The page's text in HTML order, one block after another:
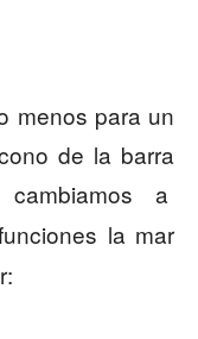
menos para un
de la barra
a
la mar